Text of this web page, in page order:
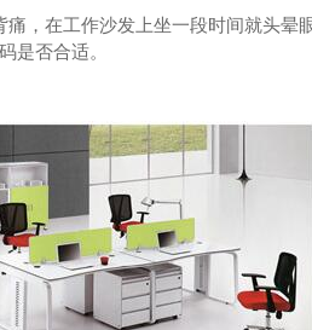
，在工作沙发上坐一段时间就头晕
是否合适。